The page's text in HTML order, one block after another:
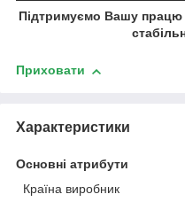
Підтримуємо Вашу працю
Приховати
Характеристики
Основні атрибути
Країна виробник